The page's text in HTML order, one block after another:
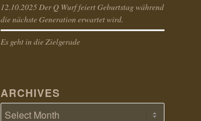
12.10.2025 Der Q Wurf feiert Geburtstag während
die nächste Generation erwartet wird.
Es geht in die Zielgerade
ARCHIVES